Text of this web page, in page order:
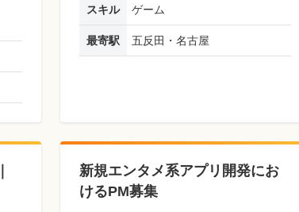
スキル ゲーム
最寄駅 五反田・名古屋
新規エンタメ系アプリ開発にお
けるPM募集